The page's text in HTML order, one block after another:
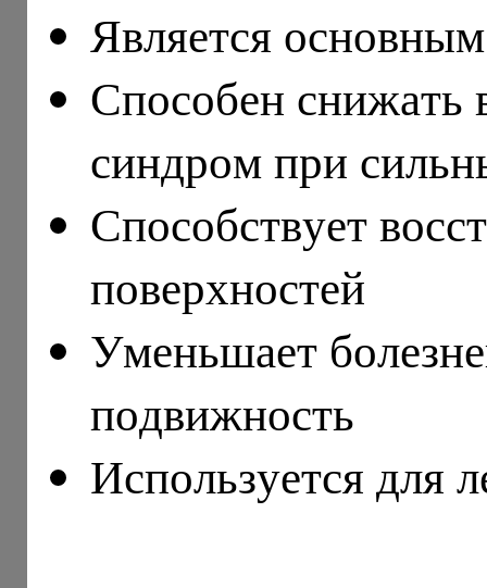
Является
Способен снижать
синдром при
Способствует
поверхностей
Уменьшает
подвижность
Используется для